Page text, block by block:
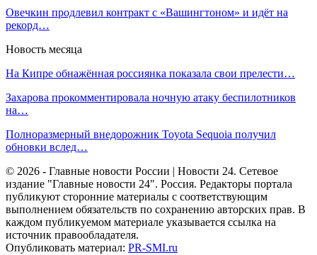
Овечкин продлевил контракт с «Вашингтоном» и идёт на
рекорд…
Новость месяца
На Кипре обнажённая россиянка показала свои прелести…
Захарова прокомментировала ночную атаку беспилотников
на…
Полноразмерный внедорожник Toyota Sequoia получил
обновки вслед…
© 2026 - Главные новости России | Новости 24. Сетевое
издание "Главные новости 24". Россия. Редакторы портала
публикуют сторонние материалы с соответствующим
выполнением обязательств по сохранению авторских прав. В
каждом публикуемом материале указывается ссылка на
источник правообладателя.
Опубликовать материал: PR-SMI.ru